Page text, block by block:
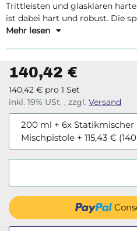
Trittleisten und glasklaren
ist dabei hart und robust. Die
Produktes verhindert zudem
Mehr lesen
140,42 €
140,42 € pro 1 Set
inkl. 19% USt. , zzgl. Versand
200 ml + 6x Statikmischer
Mischpistole + 115,43 €